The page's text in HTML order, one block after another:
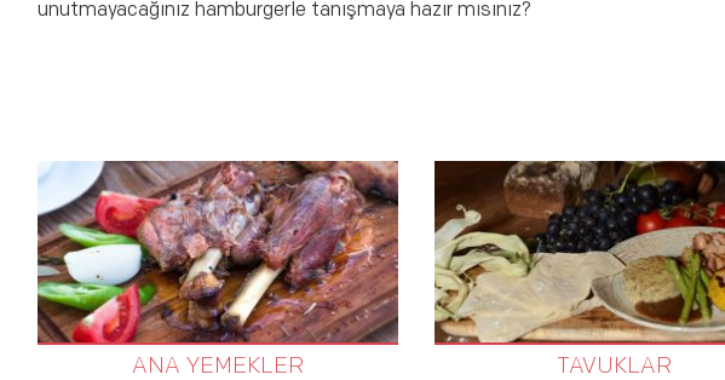
unutmayacağınız hamburgerle tanışmaya hazır mısınız?
ANA YEMEKLER TAVUKLAR